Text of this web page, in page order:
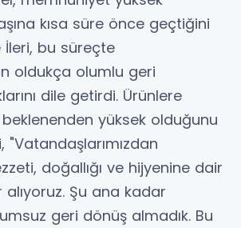
kısa süre önce geçtiğini
İleri, bu süreçte
oldukça olumlu geri
dile getirdi. Ürünlere
yüksek olduğunu
"Vatandaşlarımızdan
doğallığı ve hijyenine dair
Şu ana kadar
geri dönüş almadık. Bu